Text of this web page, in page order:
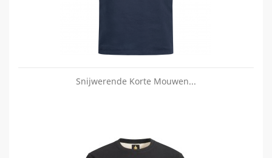
Snijwerende Korte Mouwen...